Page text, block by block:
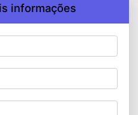
informações